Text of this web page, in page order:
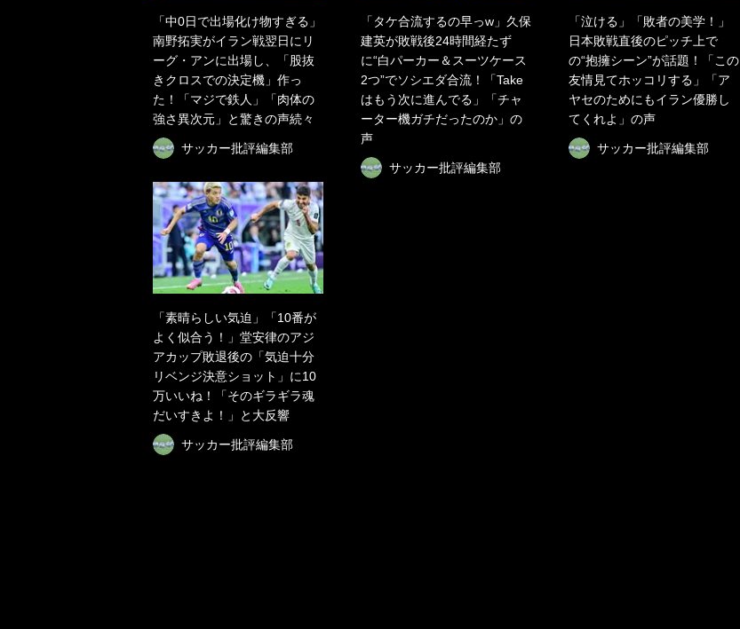
「中0日で出場化け物すぎる」
南野拓実がイラン戦翌日にリ
ーグ・アンに出場し、「股抜
きクロスでの決定機」作っ
た！「マジで鉄人」「肉体の
強さ異次元」と驚きの声続々
サッカー批評編集部
「タケ合流するの早っw」久保
建英が敗戦後24時間経たず
に“白パーカー＆スーツケース
2つ”でソシエダ合流！「Take
はもう次に進んでる」「チャ
ーター機ガチだったのか」の
声
サッカー批評編集部
「泣ける」「敗者の美学！」
日本敗戦直後のピッチ上で
の“抱擁シーン”が話題！「この
友情見てホッコリする」「ア
ヤセのためにもイラン優勝し
てくれよ」の声
サッカー批評編集部
「素晴らしい気迫」「10番が
よく似合う！」堂安律のアジ
アカップ敗退後の「気迫十分
リベンジ決意ショット」に10
万いいね！「そのギラギラ魂
だいすきよ！」と大反響
サッカー批評編集部